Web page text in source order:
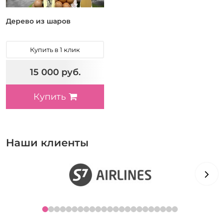
Дерево из шаров
Купить в 1 клик
15 000 руб.
Купить
Наши клиенты